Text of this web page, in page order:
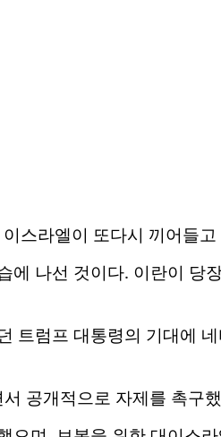
스라엘이 또다시 끼어들고
에 나선 것이다. 이란이 당
트럼프 대통령의 기대에
공개적으로 자제를 촉구